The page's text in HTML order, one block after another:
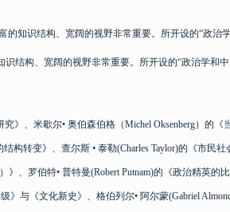
识结构、宽阔的视野非常重要。所开设的“政治
结构、宽阔的视野非常重要。所开设的“政治学和
、米歇尔• 奥伯森伯格（Michel Oksenberg）的《
转变》、查尔斯 • 泰勒(Charles Taylor)的《市民社
、罗伯特• 普特曼(Robert Putnam)的《政治精英的比
与《文化新史》、格伯列尔• 阿尔蒙(Gabriel